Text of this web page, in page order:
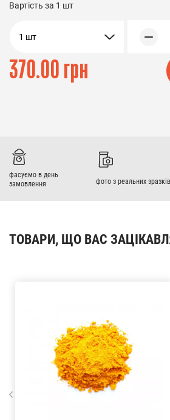
Вартість за 1 шт
1 шт
370.00 грн
фасуємо в день
замовлення
фото з реальних зразків
ТОВАРИ, ЩО ВАС